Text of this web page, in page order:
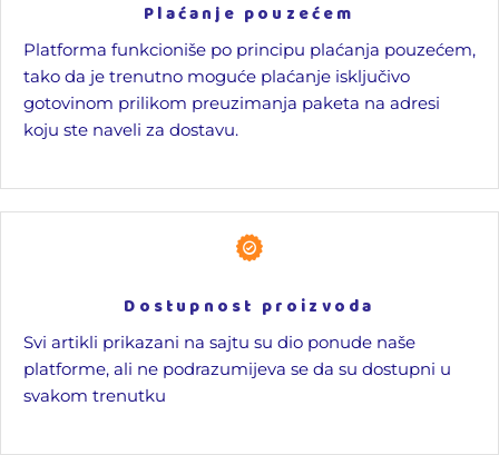
Plaćanje pouzećem
Platforma funkcioniše po principu plaćanja pouzećem,
tako da je trenutno moguće plaćanje isključivo
gotovinom prilikom preuzimanja paketa na adresi
koju ste naveli za dostavu.
Dostupnost proizvoda
Svi artikli prikazani na sajtu su dio ponude naše
platforme, ali ne podrazumijeva se da su dostupni u
svakom trenutku